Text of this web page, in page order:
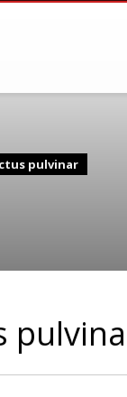
pulvinar